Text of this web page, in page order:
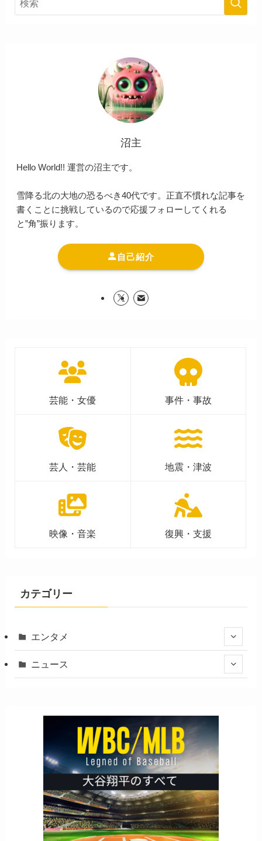
沼主
Hello World!! 運営の沼主です。
雪降る北の大地の恐るべき40代です。正直不慣れな記事を
書くことに挑戦しているので応援フォローしてくれる
と”角”振ります。
自己紹介
芸能・女優 事件・事故
芸人・芸能 地震・津波
映像・音楽 復興・支援
カテゴリー
エンタメ
ニュース